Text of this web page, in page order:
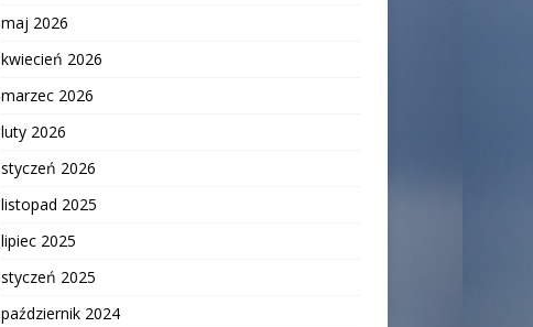
maj 2026
kwiecień 2026
marzec 2026
luty 2026
styczeń 2026
listopad 2025
lipiec 2025
styczeń 2025
październik 2024